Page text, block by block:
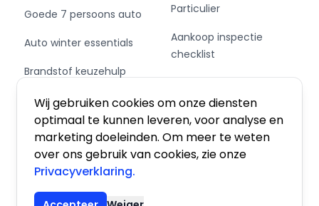
Wij gebruiken cookies om onze diensten
optimaal te kunnen leveren, voor analyse en
marketing doeleinden. Om meer te weten
over ons gebruik van cookies, zie onze
Privacyverklaring.
Goede 7 persoons auto
Auto winter essentials
Brandstof keuzehulp
Schakel of automaat?
Particulier
Aankoop inspectie
checklist
Private Leasen,
Financieren of Kopen?